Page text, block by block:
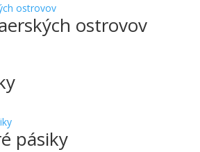
ostrovov
pásiky